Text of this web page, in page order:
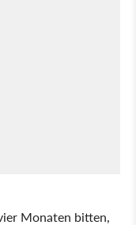
Monaten bitten,